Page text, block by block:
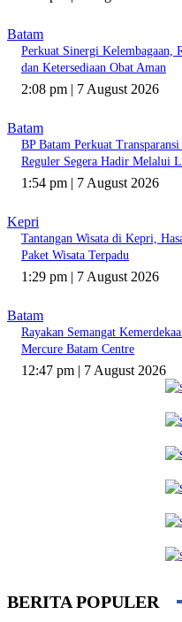
Batam
Perkuat Sinergi Kelembagaan,
dan Ketersediaan Obat Aman
2:08 pm | 7 August 2026
Batam
BP Batam Perkuat
Reguler Segera Hadir Melalui
1:54 pm | 7 August 2026
Kepri
Tantangan Wisata di Kepri,
Paket Wisata Terpadu
1:29 pm | 7 August 2026
Batam
Rayakan Semangat
Mercure Batam Centre
12:47 pm | 7 August 2026
BERITA POPULER